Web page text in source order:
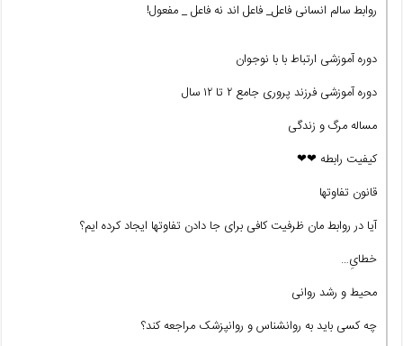
روابط سالم انسانی فاعل_ فاعل اند نه فاعل _ مفعول!
دوره آموزشی ارتباط با با نوجوان
دوره آموزشی فرزند پروری جامع ۲ تا ۱۲ سال
مساله مرگ و زندگی
کیفیت رابطه ❤❤
قانون تفاوتها
آیا در روابط مان ظرفیت کافی برای جا دادن تفاوتها ایجاد کرده ایم؟
خطایِ…
محیط و رشد روانی
چه کسی باید به روانشناس و روانپزشک مراجعه کند؟